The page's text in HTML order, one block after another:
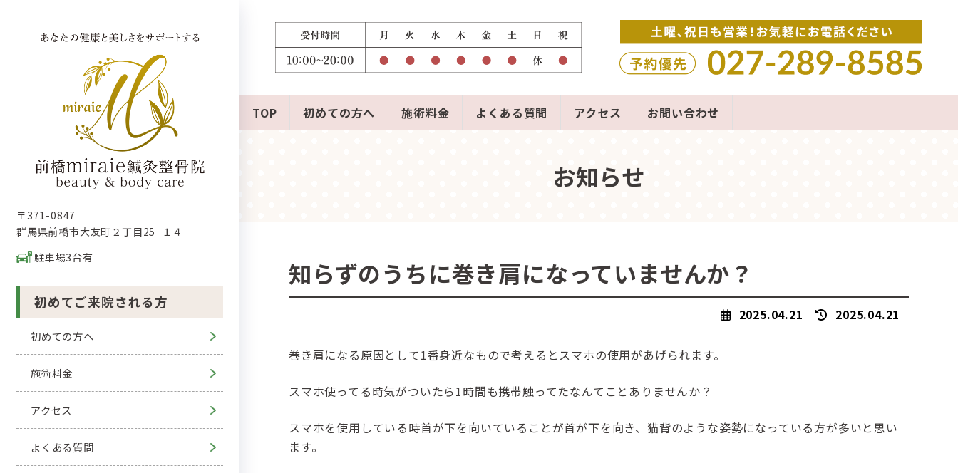
へ
キ
ョ
に
TOP 初めての方へ 施術料金 よくある質問 アクセス お問い合わせ
お知らせ
知らずのうちに巻き肩になっていませんか？
2025.04.21
最
2025.04.21
巻き肩になる原因として1番身近なもので考えるとスマホの使用があげられます。
スマホ使ってる時気がついたら1時間も携帯触ってたなんてことありませんか？
スマホを使用している時首が下を向いていることが首が下を向き、猫背のような姿勢になっている方が多いと思い
ます。
〒371-0847
群馬県前橋市大友町２丁目25−１４
駐車場3台有
初めてご来院される方
初めての方へ
施術料金
アクセス
よくある質問